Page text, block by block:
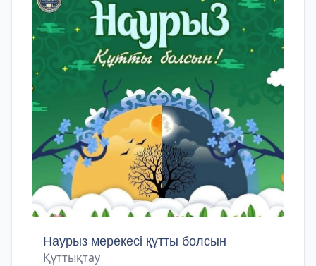
Наурыз мерекесі құтты болсын
Құттықтау